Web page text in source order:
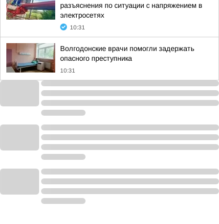
разъяснения по ситуации с напряжением в
электросетях
10:31
Волгодонские врачи помогли задержать
опасного преступника
10:31